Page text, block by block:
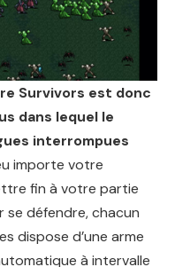
Survivors est donc
dans lequel le
interrompues
importe votre
fin à votre partie
défendre, chacun
dispose d’une arme
à intervalle